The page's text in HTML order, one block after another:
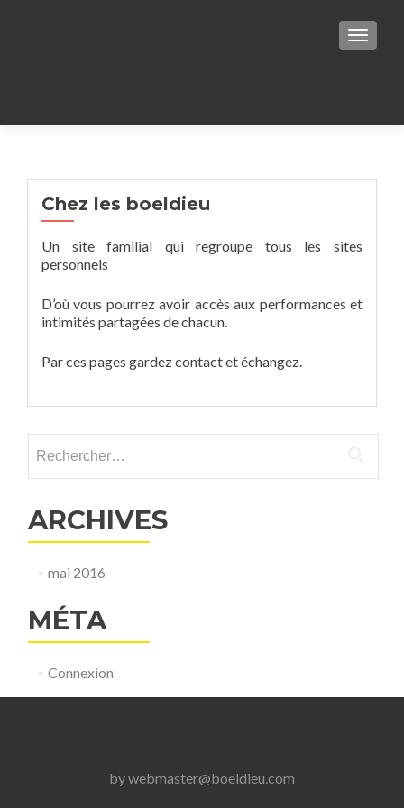
/home/clients/
content/themes/responsiveboat/header.php
Chez les boeldieu
Un site familial qui regroupe tous les sites
personnels
D’où vous pourrez avoir accès aux performances et
intimités partagées de chacun.
Par ces pages gardez contact et échangez.
ARCHIVES
mai 2016
MÉTA
Connexion
bywebmaster@boeldieu.com